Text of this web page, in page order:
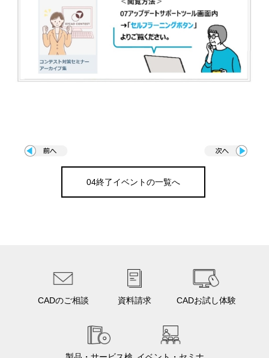
04終了イベントの一覧へ
CADのご相談 資料請求 CADお試し体験